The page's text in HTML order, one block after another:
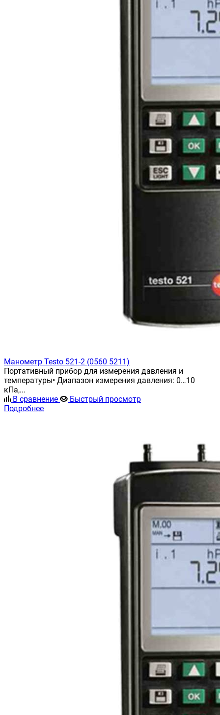
Манометр Testo 521-2 (0560 5211)
Портативный прибор для измерения давления и
температуры• Диапазон измерения давления: 0…10
кПа,...
В сравнение
Быстрый просмотр
Подробнее